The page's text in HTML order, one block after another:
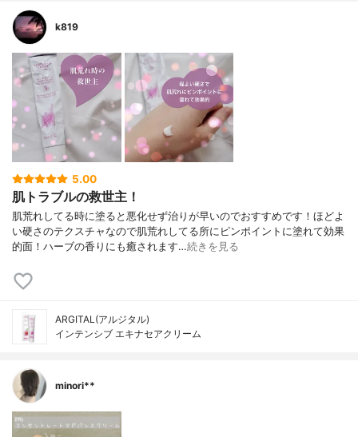
k819
5.00
肌トラブルの救世主！
肌荒れしてる時に塗ると悪化せず治りが早いのでおすすめです！ほどよ
い硬さのテクスチャなので肌荒れしてる所にピンポイントに塗れて効果
的面！ハーブの香りにも癒されます…続きを見る
ARGITAL(アルジタル)
インテンシブ エキナセアクリーム
minori**